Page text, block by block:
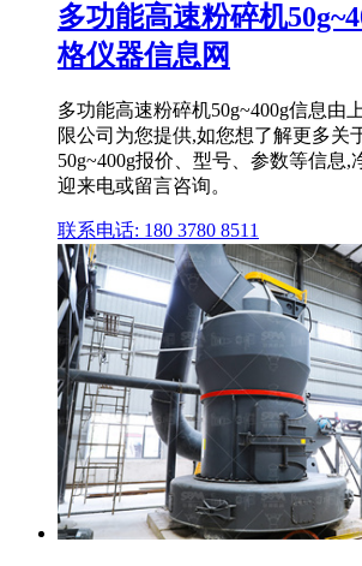
多功能高速粉碎机
格仪器信息网
多功能高速粉碎机50g~400g信息由
限公司为您提供,如您想了解更多关
50g~400g报价、型号、参数等信息,
迎来电或留言咨询。
联系电话: 180 3780 8511